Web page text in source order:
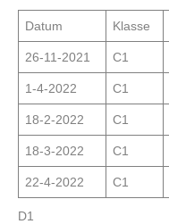
Datum Klasse
26-11-2021 C1
1-4-2022 C1
18-2-2022 C1
18-3-2022 C1
22-4-2022 C1
D1